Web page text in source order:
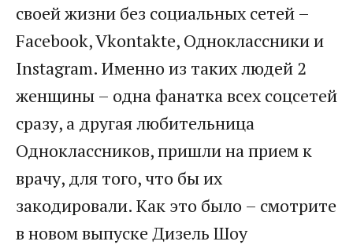
своей жизни без социальных сетей –
Facebook, Vkontakte, Одноклассники и
Instagram. Именно из таких людей 2
женщины – одна фанатка всех соцсетей
сразу, а другая любительница
Одноклассников, пришли на прием к
врачу, для того, что бы их
закодировали. Как это было – смотрите
в новом выпуске Дизель Шоу